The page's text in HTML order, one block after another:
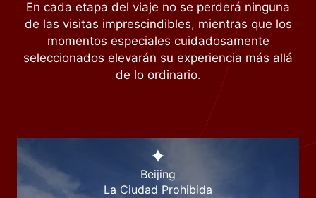
En cada etapa del viaje no se perderá ninguna
de las visitas imprescindibles, mientras que los
momentos especiales cuidadosamente
seleccionados elevarán su experiencia más allá
de lo ordinario.
Beijing
La Ciudad Prohibida